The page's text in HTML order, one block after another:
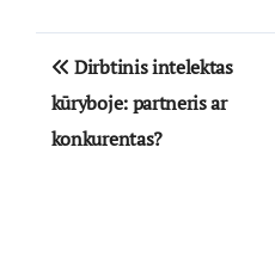
Navigacija
tarp
įrašų
Dirbtinis intelektas
kūryboje: partneris ar
konkurentas?